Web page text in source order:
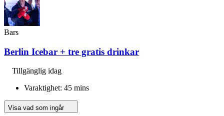
Bars
Berlin Icebar + tre gratis drinkar
Tillgänglig idag
Varaktighet: 45 mins
Visa vad som ingår